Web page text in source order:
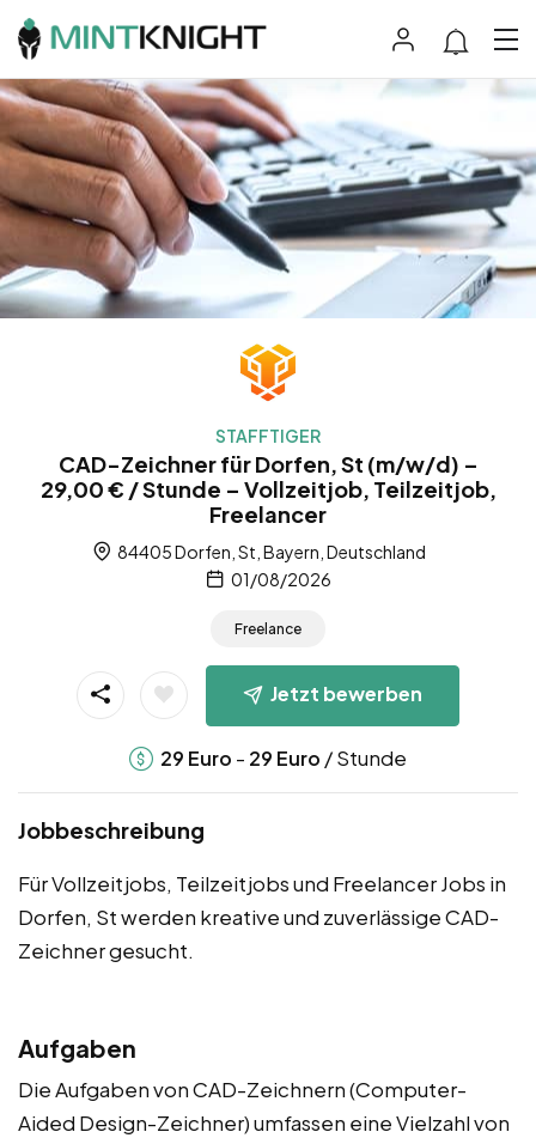
STAFFTIGER
CAD-Zeichner für Dorfen, St (m/w/d) –
29,00 € / Stunde – Vollzeitjob, Teilzeitjob,
Freelancer
84405 Dorfen, St, Bayern, Deutschland
01/08/2026
Freelance
Jetzt bewerben
29 Euro - 29 Euro / Stunde
Jobbeschreibung
Für Vollzeitjobs, Teilzeitjobs und Freelancer Jobs in
Dorfen, St werden kreative und zuverlässige CAD-
Zeichner gesucht.
Aufgaben
Die Aufgaben von CAD-Zeichnern (Computer-
Aided Design-Zeichner) umfassen eine Vielzahl von